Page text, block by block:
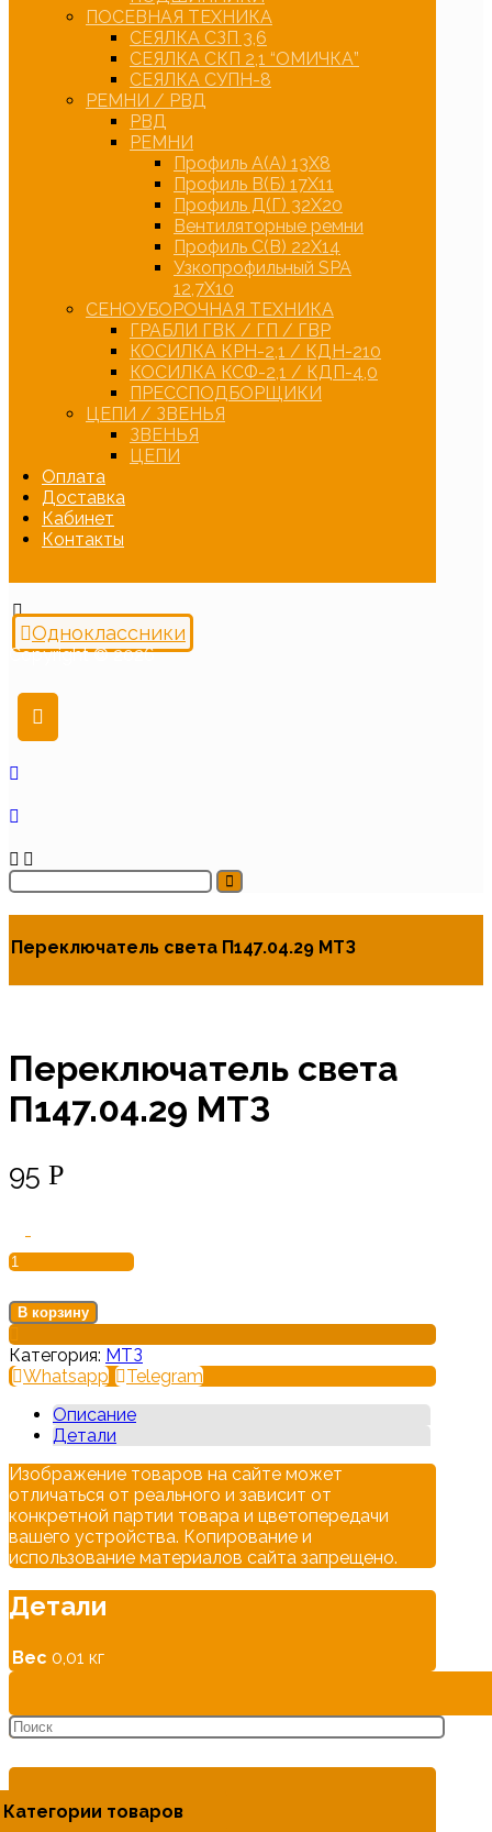
ПОСЕВНАЯ ТЕХНИКА
СЕЯЛКА СЗП 3,6
СЕЯЛКА СКП 2,1 “ОМИЧКА”
СЕЯЛКА СУПН-8
РЕМНИ / РВД
РВД
РЕМНИ
Профиль А(А) 13Х8
Профиль В(Б) 17Х11
Профиль Д(Г) 32Х20
Вентиляторные ремни
Профиль С(В) 22Х14
Узкопрофильный SPA
12,7Х10
СЕНОУБОРОЧНАЯ ТЕХНИКА
ГРАБЛИ ГВК / ГП / ГВР
КОСИЛКА КРН-2,1 / КДН-210
КОСИЛКА КСФ-2,1 / КДП-4,0
ПРЕССПОДБОРЩИКИ
ЦЕПИ / ЗВЕНЬЯ
ЗВЕНЬЯ
ЦЕПИ
Оплата
Доставка
Кабинет
Контакты
Одноклассники
Copyright © 2026
Переключатель света П147.04.29 МТЗ
Переключатель света
П147.04.29 МТЗ
95 Р
товара
Переключатель
П147.04.29
МТЗ
-
В корзину
Категория: МТЗ
Whatsapp
Telegram
Описание
Детали
Изображение товаров на сайте может
отличаться от реального и зависит от
конкретной партии товара и цветопередачи
вашего устройства. Копирование и
использование материалов сайта запрещено.
Детали
Вес 0,01 кг
Категории товаров